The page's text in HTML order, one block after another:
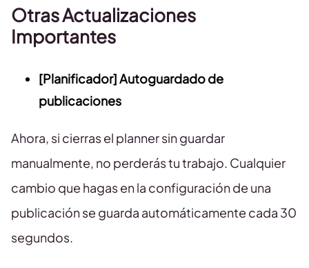
Otras Actualizaciones
Importantes
[Planificador] Autoguardado de
publicaciones
Ahora, si cierras el planner sin guardar
manualmente, no perderás tu trabajo. Cualquier
cambio que hagas en la configuración de una
publicación se guarda automáticamente cada 30
segundos.